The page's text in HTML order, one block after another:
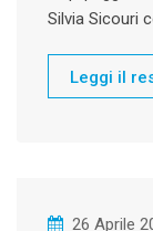
Silvia Sicouri
Leggi il
26 Aprile